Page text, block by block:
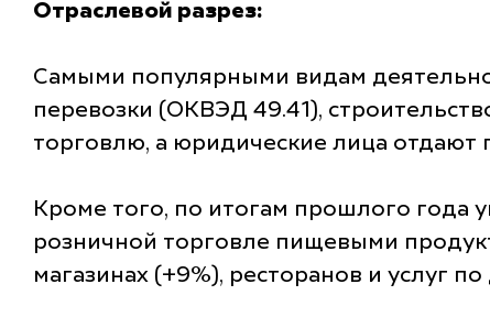
Отраслевой разрез:
Самыми популярными видам
перевозки (ОКВЭД 49.41),
торговлю, а юридические лица отдают
Кроме того, по итогам прошлого года
розничной торговле пищевыми
магазинах (+9%), ресторанов и услуг